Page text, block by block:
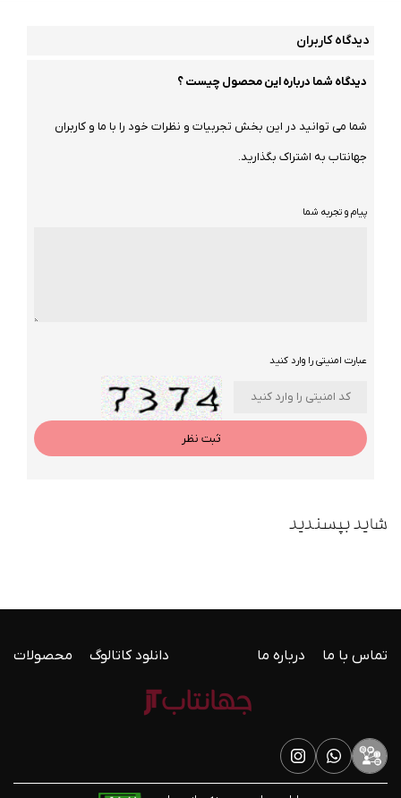
دیدگاه کاربران
دیدگاه شما درباره این محصول چیست ؟
شما می توانید در این بخش تجربیات و نظرات خود را با ما و کاربران
جهانتاب به اشتراک بگذارید.
پیام و تجربه شما
عبارت امنیتی را وارد کنید
ثبت نظر
شاید بپسندید
تماس با ما درباره ما دانلود کاتالوگ محصولات